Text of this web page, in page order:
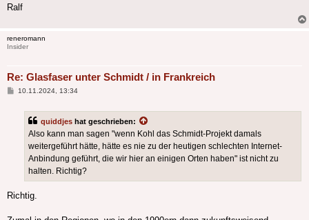
Ralf
reneromann
Insider
Re: Glasfaser unter Schmidt / in Frankreich
Beitrag
10.11.2024, 13:34
quiddjes hat geschrieben:
Also kann man sagen "wenn Kohl das Schmidt-Projekt damals
weitergeführt hätte, hätte es nie zu der heutigen schlechten Internet-
Anbindung geführt, die wir hier an einigen Orten haben" ist nicht zu
halten. Richtig?
Richtig.